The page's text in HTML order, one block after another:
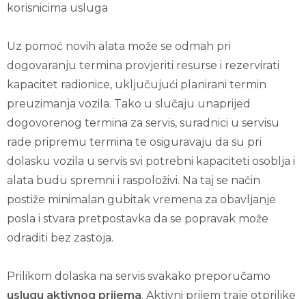
korisnicima usluga
Uz pomoć novih alata može se odmah pri
dogovaranju termina provjeriti resurse i rezervirati
kapacitet radionice, uključujući planirani termin
preuzimanja vozila. Tako u slučaju unaprijed
dogovorenog termina za servis, suradnici u servisu
rade pripremu termina te osiguravaju da su pri
dolasku vozila u servis svi potrebni kapaciteti osoblja i
alata budu spremni i raspoloživi. Na taj se način
postiže minimalan gubitak vremena za obavljanje
posla i stvara pretpostavka da se popravak može
odraditi bez zastoja.
Prilikom dolaska na servis svakako preporučamo
uslugu aktivnog prijema. Aktivni prijem traje otprilike